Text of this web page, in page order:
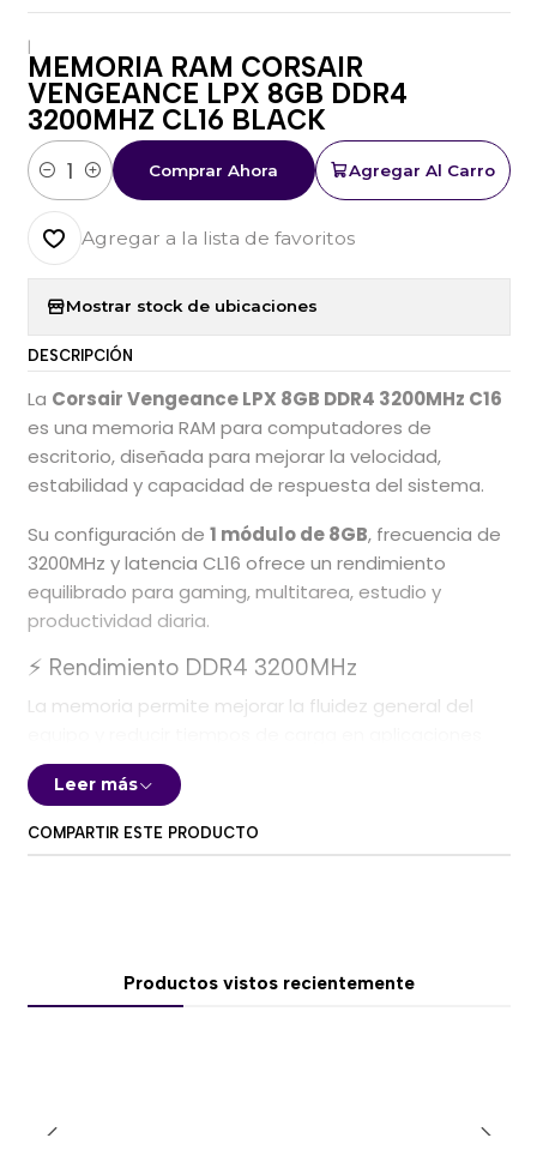
|
MEMORIA RAM CORSAIR
VENGEANCE LPX 8GB DDR4
3200MHZ CL16 BLACK
Cantidad
Agregar Al Carro
Comprar Ahora
Agregar a la lista de favoritos
Mostrar stock de ubicaciones
DESCRIPCIÓN
La Corsair Vengeance LPX 8GB DDR4 3200MHz C16
es una memoria RAM para computadores de
escritorio, diseñada para mejorar la velocidad,
estabilidad y capacidad de respuesta del sistema.
Su configuración de 1 módulo de 8GB, frecuencia de
3200MHz y latencia CL16 ofrece un rendimiento
equilibrado para gaming, multitarea, estudio y
productividad diaria.
⚡ Rendimiento DDR4 3200MHz
La memoria permite mejorar la fluidez general del
compatibles.
Especificaciones principales:
Capacidad: 8GB.
Latencia: CL16.
Voltaje habitual: 1,35 V.
Leer más
COMPARTIR ESTE PRODUCTO
Productos vistos recientemente